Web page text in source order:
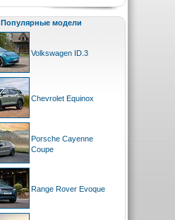
Популярные модели
Volkswagen ID.3
Chevrolet Equinox
Porsche Cayenne
Coupe
Range Rover Evoque